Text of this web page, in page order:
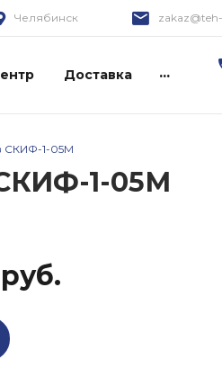
Челябинск
Доставка ...
СКИФ-1-05М
1-05М